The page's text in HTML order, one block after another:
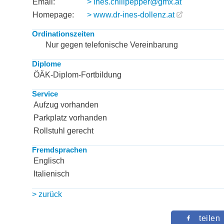
Email:
> ines.chilipepper@gmx.at
Homepage:
> www.dr-ines-dollenz.at
Ordinationszeiten
Nur gegen telefonische Vereinbarung
Diplome
ÖÄK-Diplom-Fortbildung
Service
Aufzug vorhanden
Parkplatz vorhanden
Rollstuhl gerecht
Fremdsprachen
Englisch
Italienisch
> zurück
teilen